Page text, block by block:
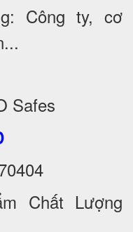
Công ty, cơ
Safes
Chất Lượng